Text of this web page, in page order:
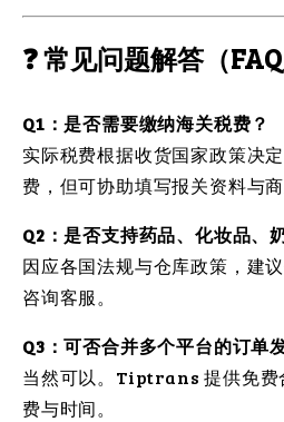
❓ 常见问题解答（FAQ
Q1：是否需要缴纳海关税费？
实际税费根据收货国家政策决
费，但可协助填写报关资料与商
Q2：是否支持药品、化妆品、
因应各国法规与仓库政策，建
咨询客服。
Q3：可否合并多个平台的订单
当然可以。Tiptrans 提供免费
费与时间。